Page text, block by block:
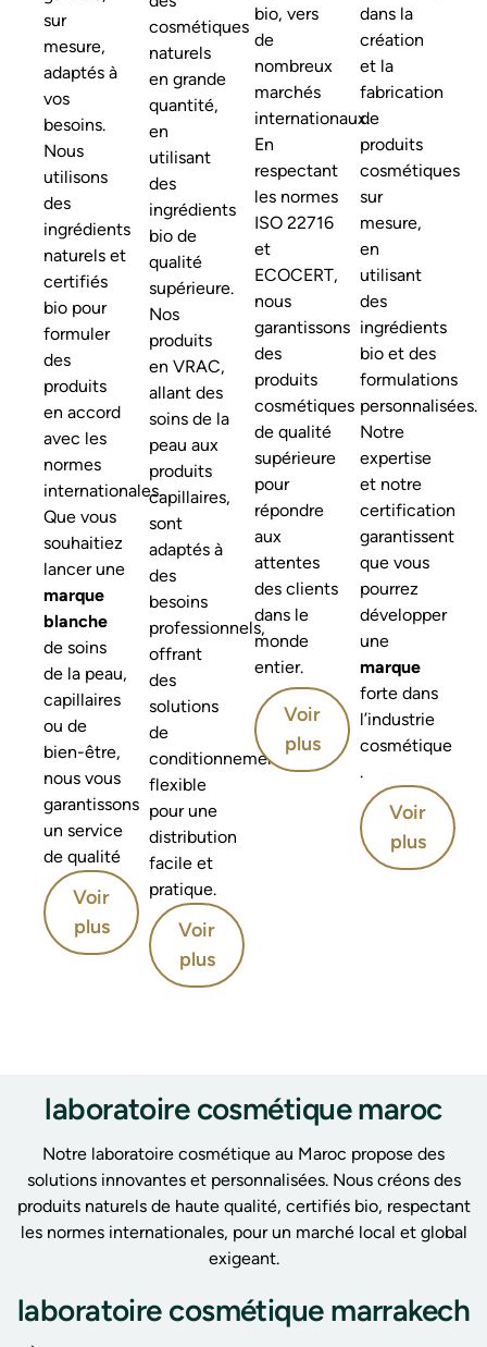
sur
mesure,
adaptés à
vos
besoins.
Nous
utilisons
des
ingrédients
naturels et
certifiés
bio pour
formuler
des
produits
en accord
avec les
normes
internationales.
Que vous
souhaitiez
lancer une
marque
blanche
de soins
de la peau,
capillaires
ou de
bien-être,
nous vous
garantissons
un service
de qualité
Voir
plus
cosmétiques
naturels
en grande
quantité,
en
utilisant
des
ingrédients
bio de
qualité
supérieure.
Nos
produits
en VRAC,
allant des
soins de la
peau aux
produits
capillaires,
sont
adaptés à
des
besoins
professionnels,
offrant
des
solutions
de
conditionnement
flexible
pour une
distribution
facile et
pratique.
Voir
plus
bio, vers
de
nombreux
marchés
internationaux.
En
respectant
les normes
ISO 22716
et
ECOCERT,
nous
garantissons
des
produits
cosmétiques
de qualité
supérieure
pour
répondre
aux
attentes
des clients
dans le
monde
entier.
Voir
plus
dans la
création
et la
fabrication
de
produits
cosmétiques
sur
mesure,
en
utilisant
des
ingrédients
bio et des
formulations
personnalisées.
Notre
expertise
et notre
certification
garantissent
que vous
pourrez
développer
une
marque
forte dans
l’industrie
cosmétique
.
Voir
plus
laboratoire cosmétique maroc
Notre laboratoire cosmétique au Maroc propose des
solutions innovantes et personnalisées. Nous créons des
produits naturels de haute qualité, certifiés bio, respectant
les normes internationales, pour un marché local et global
exigeant.
laboratoire cosmétique marrakech